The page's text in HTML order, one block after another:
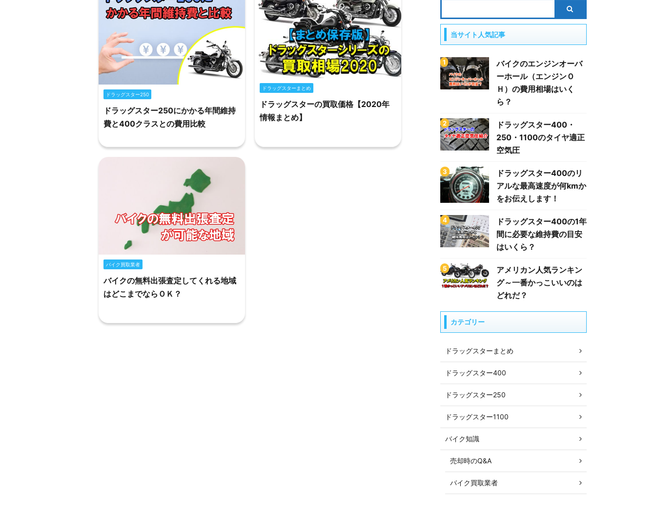
ドラッグスター250
ドラッグスター250にかかる年間維持
費と400クラスとの費用比較
ドラッグスターまとめ
ドラッグスターの買取価格【2020年
情報まとめ】
バイク買取業者
バイクの無料出張査定してくれる地域
はどこまでならＯＫ？
当サイト人気記事
バイクのエンジンオーバ
ーホール（エンジンＯ
Ｈ）の費用相場はいく
ら？
ドラッグスター400・
250・1100のタイヤ適正
空気圧
ドラッグスター400のリ
アルな最高速度が何kmか
をお伝えします！
ドラッグスター400の1年
間に必要な維持費の目安
はいくら？
アメリカン人気ランキン
グ～一番かっこいいのは
どれだ？
カテゴリー
ドラッグスターまとめ
ドラッグスター400
ドラッグスター250
ドラッグスター1100
バイク知識
売却時のQ&A
バイク買取業者